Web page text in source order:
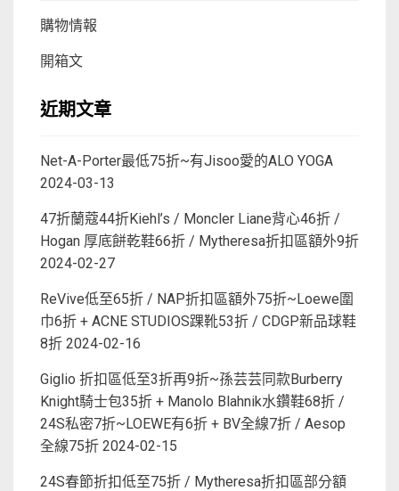
購物情報
開箱文
近期文章
Net-A-Porter最低75折~有Jisoo愛的ALO YOGA
2024-03-13
47折蘭蔻44折Kiehl’s / Moncler Liane背心46折 /
Hogan 厚底餅乾鞋66折 / Mytheresa折扣區額外9折
2024-02-27
ReVive低至65折 / NAP折扣區額外75折~Loewe圍
巾6折 + ACNE STUDIOS踝靴53折 / CDGP新品球鞋
8折 2024-02-16
Giglio 折扣區低至3折再9折~孫芸芸同款Burberry
Knight騎士包35折 + Manolo Blahnik水鑽鞋68折 /
24S私密7折~LOEWE有6折 + BV全線7折 / Aesop
全線75折 2024-02-15
24S春節折扣低至75折 / Mytheresa折扣區部分額